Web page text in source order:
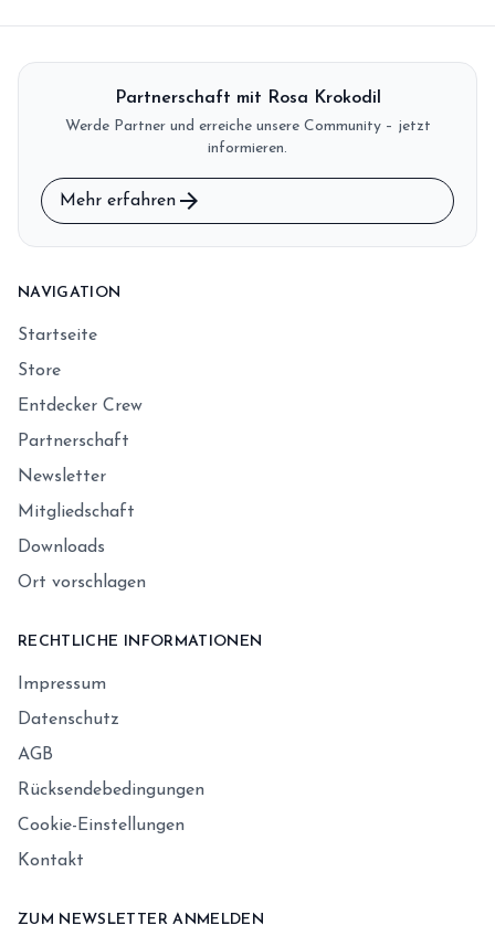
Partnerschaft mit Rosa Krokodil
Werde Partner und erreiche unsere Community – jetzt
informieren.
Mehr erfahren arrow_forward
NAVIGATION
Startseite
Store
Entdecker Crew
Partnerschaft
Newsletter
Mitgliedschaft
Downloads
Ort vorschlagen
RECHTLICHE INFORMATIONEN
Impressum
Datenschutz
AGB
Rücksendebedingungen
Cookie-Einstellungen
Kontakt
ZUM NEWSLETTER ANMELDEN